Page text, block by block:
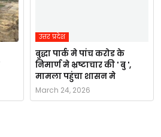
उत्तर प्रदेश
बुद्धा पार्क मे पांच करोड के
निमार्ण मे भ्रष्टाचार की ' बु ',
मामला पहुंचा शासन मे
March 24, 2026